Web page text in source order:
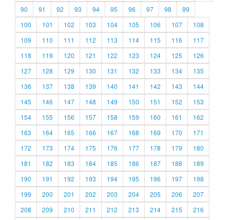
90
91 92 93 94 95 96 97 98
99
100
101 102 103 104 105 106 107
108
109
110 111 112 113 114 115 116
117
118
119 120 121 122 123 124 125
126
127
128 129 130 131 132 133 134
135
136
137 138 139 140 141 142 143
144
145
146 147 148 149 150 151 152
153
154
155 156 157 158 159 160 161
162
163
164 165 166 167 168 169 170
171
172
173 174 175 176 177 178 179
180
181
182 183 184 185 186 187 188
189
190
191 192 193 194 195 196 197
198
199
200 201 202 203 204 205 206
207
208
209 210 211 212 213 214 215
216